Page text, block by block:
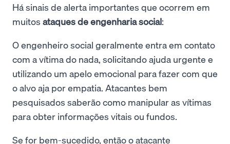
Há sinais de alerta importantes que ocorrem em
muitos ataques de engenharia social:
O engenheiro social geralmente entra em contato
com a vítima do nada, solicitando ajuda urgente e
utilizando um apelo emocional para fazer com que
o alvo aja por empatia. Atacantes bem
pesquisados saberão como manipular as vítimas
para obter informações vitais ou fundos.
Se for bem-sucedido, então o atacante